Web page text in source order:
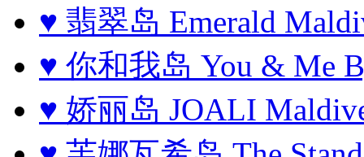
♥ 翡翠岛 Emerald
♥ 你和我岛 You & Me
♥ 娇丽岛 JOALI